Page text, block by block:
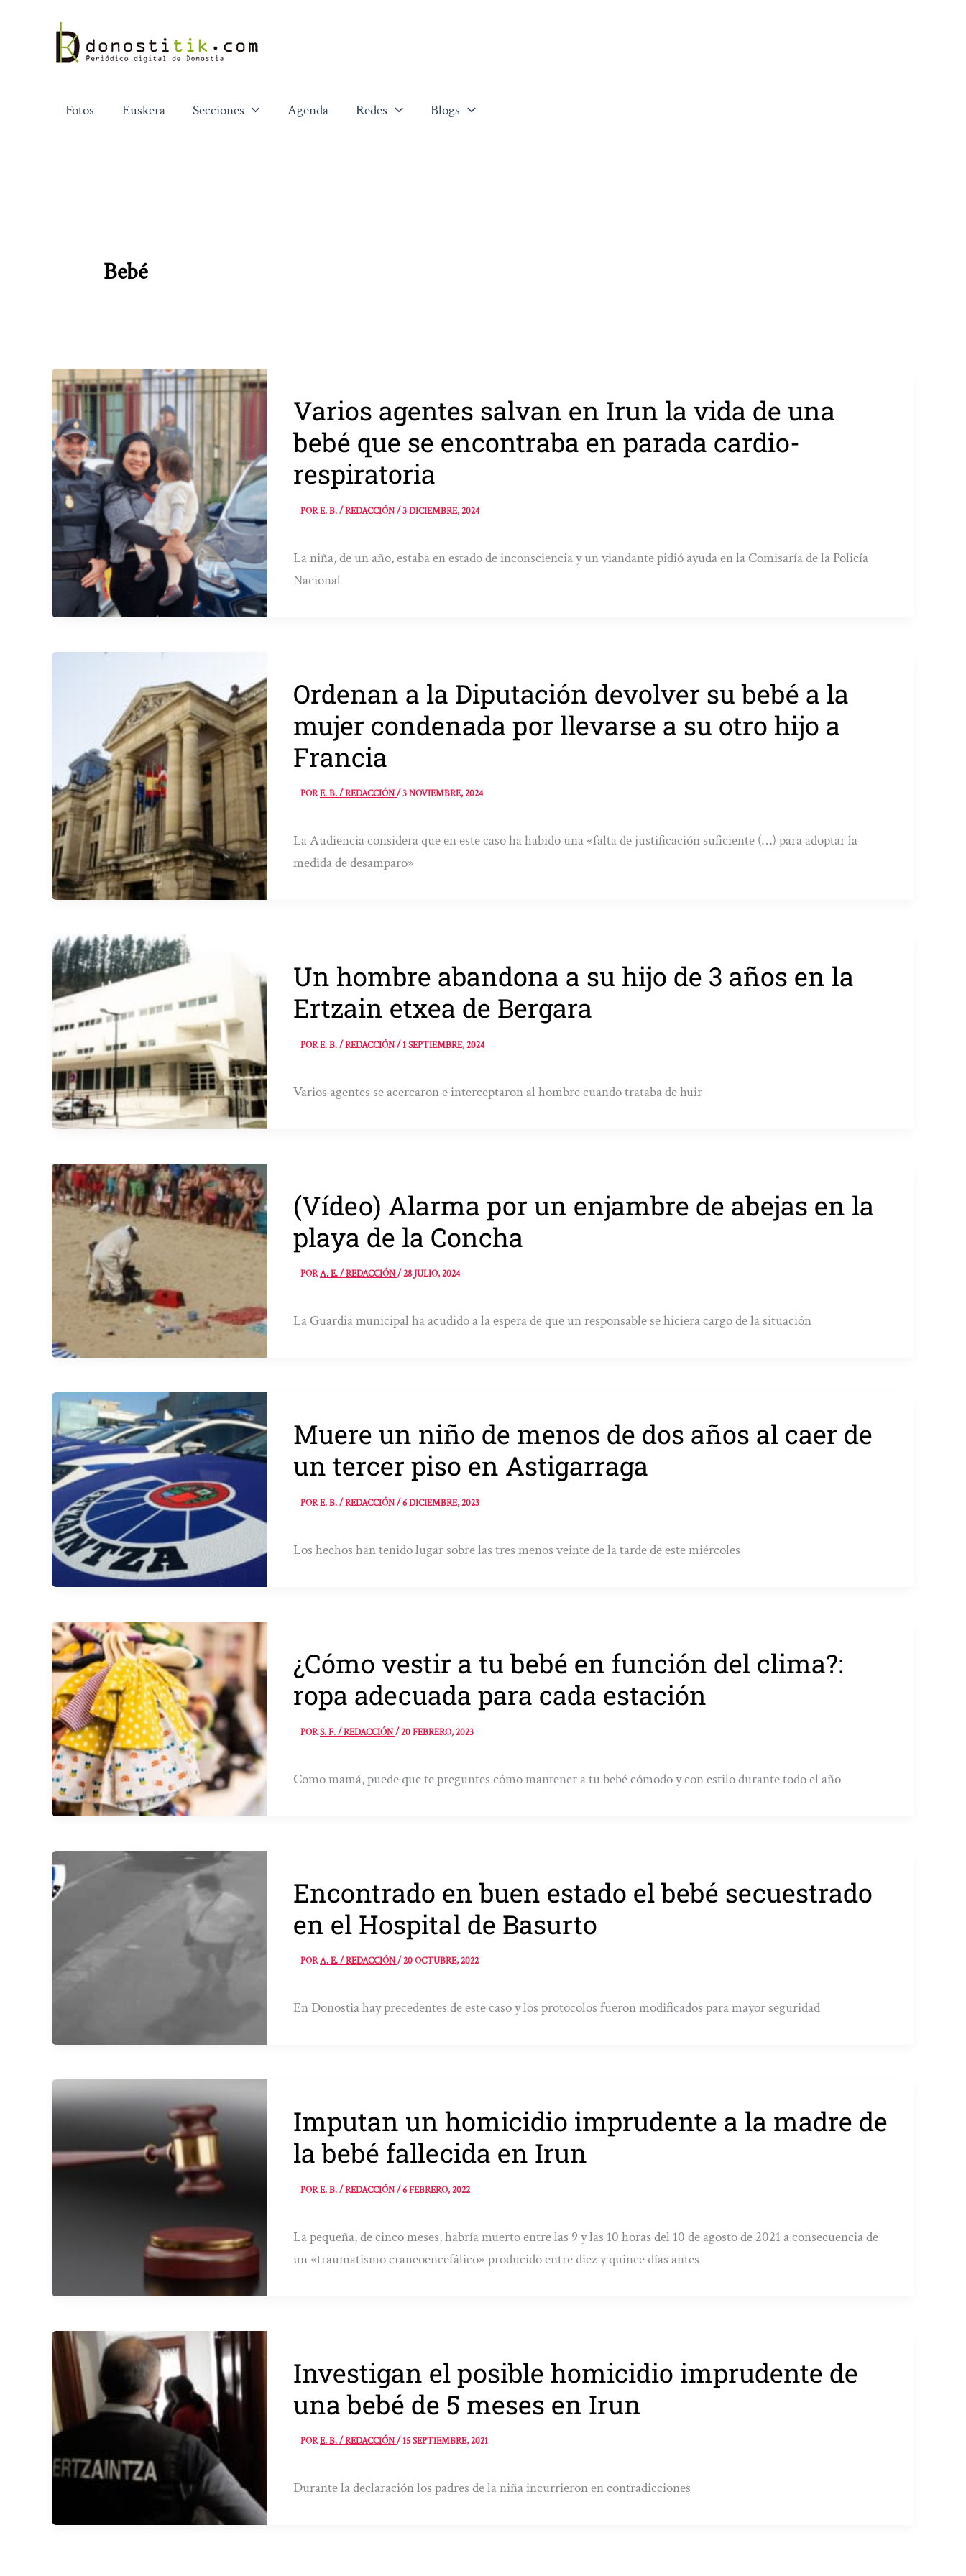
contenido
Fotos Euskera Secciones Agenda Redes Blogs
Bebé
Varios agentes salvan en Irun la vida de una
bebé que se encontraba en parada cardio-
respiratoria
PORE. B. / REDACCIÓN/3 DICIEMBRE, 2024
La niña, de un año, estaba en estado de inconsciencia y un viandante pidió ayuda en la Comisaría de la Policía
Nacional
Ordenan a la Diputación devolver su bebé a la
mujer condenada por llevarse a su otro hijo a
Francia
PORE. B. / REDACCIÓN/3 NOVIEMBRE, 2024
La Audiencia considera que en este caso ha habido una «falta de justificación suficiente (…) para adoptar la
medida de desamparo»
Un hombre abandona a su hijo de 3 años en la
Ertzain etxea de Bergara
PORE. B. / REDACCIÓN/1 SEPTIEMBRE, 2024
Varios agentes se acercaron e interceptaron al hombre cuando trataba de huir
(Vídeo) Alarma por un enjambre de abejas en la
playa de la Concha
PORA. E. / REDACCIÓN/28 JULIO, 2024
La Guardia municipal ha acudido a la espera de que un responsable se hiciera cargo de la situación
Muere un niño de menos de dos años al caer de
un tercer piso en Astigarraga
PORE. B. / REDACCIÓN/6 DICIEMBRE, 2023
Los hechos han tenido lugar sobre las tres menos veinte de la tarde de este miércoles
¿Cómo vestir a tu bebé en función del clima?:
ropa adecuada para cada estación
PORS. F. / REDACCIÓN/20 FEBRERO, 2023
Como mamá, puede que te preguntes cómo mantener a tu bebé cómodo y con estilo durante todo el año
Encontrado en buen estado el bebé secuestrado
en el Hospital de Basurto
PORA. E. / REDACCIÓN/20 OCTUBRE, 2022
En Donostia hay precedentes de este caso y los protocolos fueron modificados para mayor seguridad
Imputan un homicidio imprudente a la madre de
la bebé fallecida en Irun
PORE. B. / REDACCIÓN/6 FEBRERO, 2022
La pequeña, de cinco meses, habría muerto entre las 9 y las 10 horas del 10 de agosto de 2021 a consecuencia de
un «traumatismo craneoencefálico» producido entre diez y quince días antes
Investigan el posible homicidio imprudente de
una bebé de 5 meses en Irun
PORE. B. / REDACCIÓN/15 SEPTIEMBRE, 2021
Durante la declaración los padres de la niña incurrieron en contradicciones